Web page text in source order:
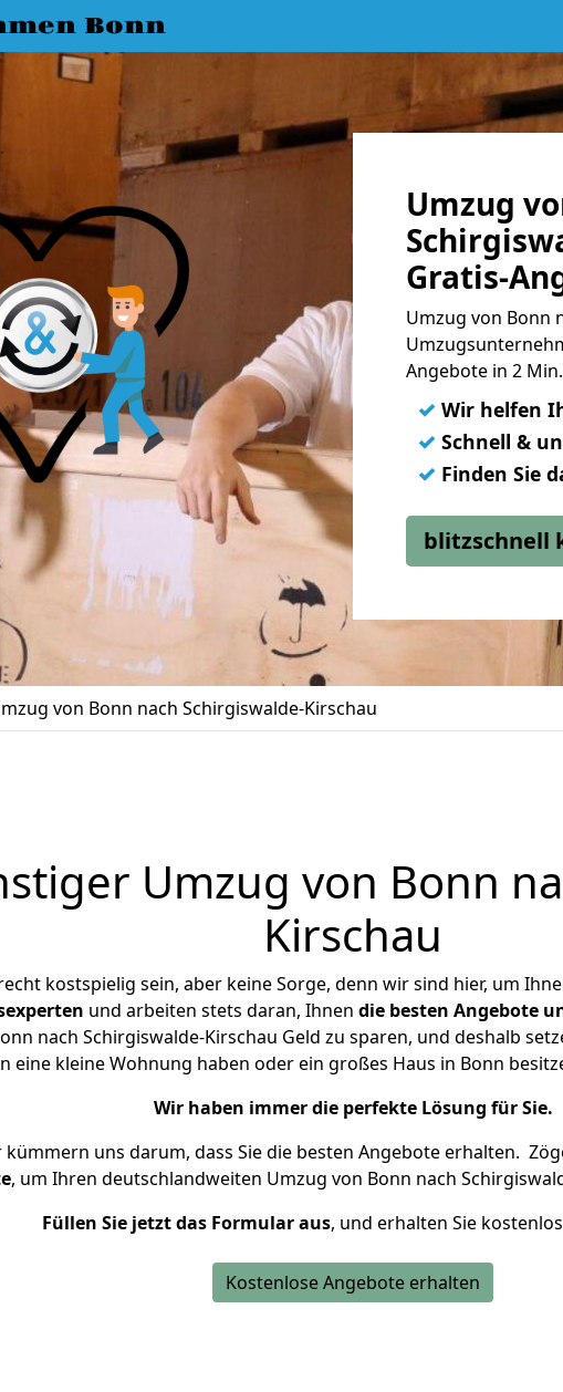
Bonn
Umzug
Gratis-
Umzug von Bonn
Angebote in 2 Min.
✓ Wir helfen
✓ Schnell &
✓ Finden Sie
blitzschnell
von Bonn nach Schirgiswalde-Kirschau
Umzug von Bonn
Kirschau
kostspielig sein, aber keine Sorge, denn wir sind hier, um
und arbeiten stets daran, Ihnen die besten Angebote
nach Schirgiswalde-Kirschau Geld zu sparen, und deshalb
eine kleine Wohnung haben oder ein großes Haus in Bonn
Wir haben immer die perfekte Lösung für Sie.
kümmern uns darum, dass Sie die besten Angebote erhalten.
, um Ihren deutschlandweiten Umzug von Bonn nach
Füllen Sie jetzt das Formular aus, und erhalten Sie
Kostenlose Angebote erhalten